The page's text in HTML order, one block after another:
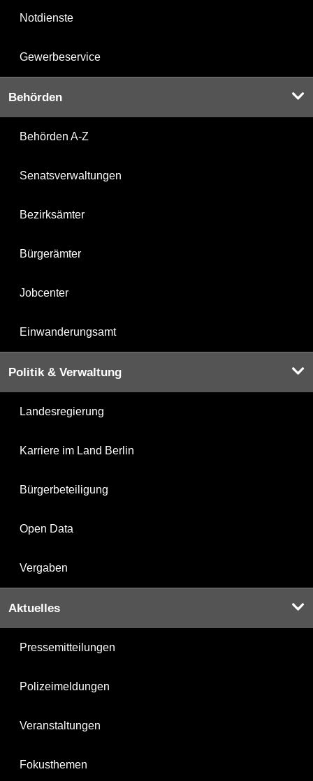
Notdienste
Gewerbeservice
Behörden
Behörden A-Z
Senatsverwaltungen
Bezirksämter
Bürgerämter
Jobcenter
Einwanderungsamt
Politik & Verwaltung
Landesregierung
Karriere im Land Berlin
Bürgerbeteiligung
Open Data
Vergaben
Aktuelles
Pressemitteilungen
Polizeimeldungen
Veranstaltungen
Fokusthemen